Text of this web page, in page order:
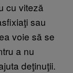
cu viteză
sau
voie să se
a nu
deţinuţii.